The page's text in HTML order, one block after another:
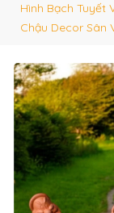
Hình Bạch Tuyết
Chậu Decor Sân